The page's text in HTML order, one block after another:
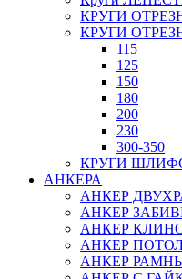
КРУГИ
КРУГИ
115
125
150
180
200
230
300-350
КРУГИ
АНКЕРА
АНКЕР
АНКЕР
АНКЕР
АНКЕР
АНКЕР